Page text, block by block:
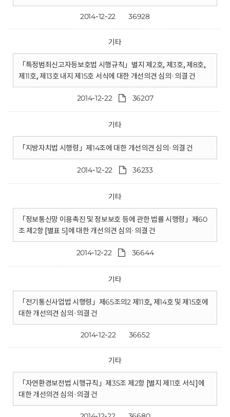
2014-12-22 36928
기타
「특정범죄신고자등보호법 시행규칙」별지 제2호, 제3호, 제8호,
제11호, 제13호 내지 제15호 서식에 대한 개선의견 심의·의결 건
2014-12-22 36207
기타
「지방자치법 시행령」제14조에 대한 개선의견 심의·의결 건
2014-12-22 36233
기타
「정보통신망 이용촉진 및 정보보호 등에 관한 법률 시행령」제60
조 제2항 [별표 5]에 대한 개선의견 심의·의결 건
2014-12-22 36644
기타
「전기통신사업법 시행령」제65조의2 제11호, 제14호 및 제15호에
대한 개선의견 심의·의결 건
2014-12-22 36652
기타
「자연환경보전법 시행규칙」제35조 제2항 [별지 제11호 서식]에
대한 개선의견 심의·의결 건